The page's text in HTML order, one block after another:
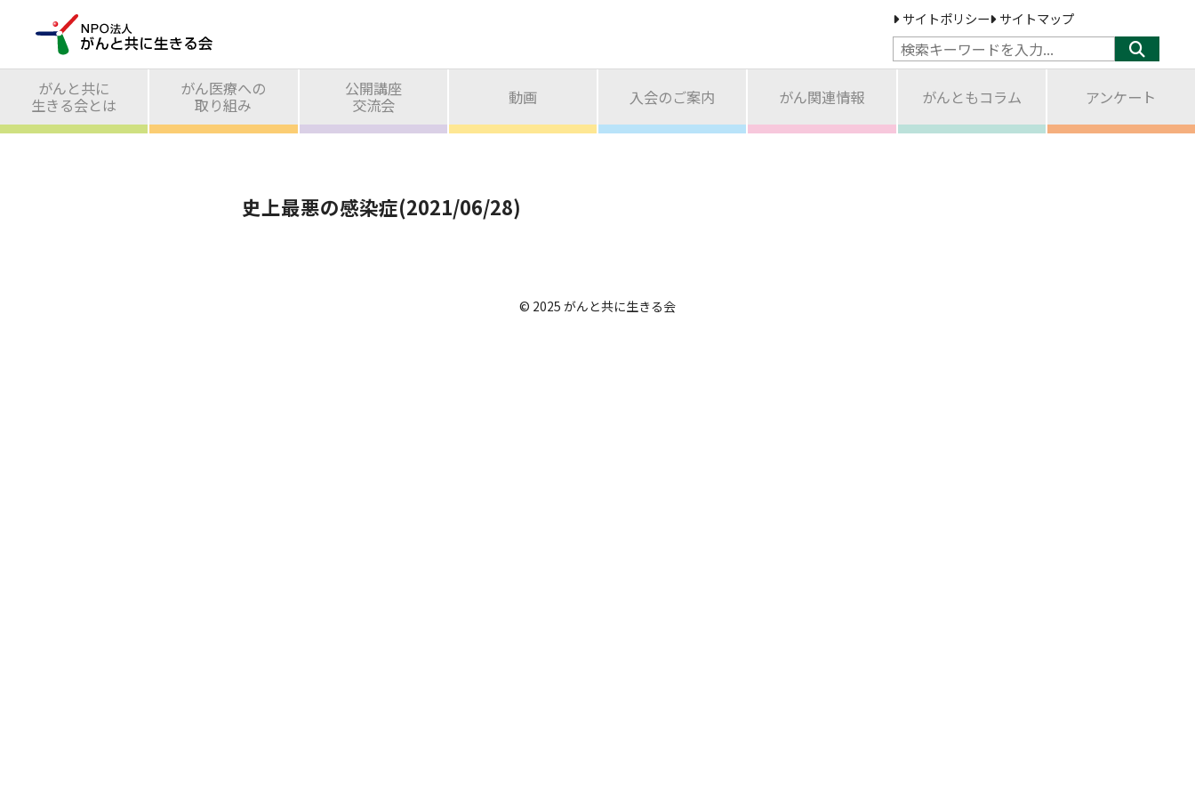
サイトポリシー サイトマップ
がんと共に
生きる会とは
がん医療への
取り組み
公開講座
交流会 動画 入会のご案内 がん関連情報 がんともコラム アンケート
史上最悪の感染症(2021/06/28)
© 2025 がんと共に生きる会